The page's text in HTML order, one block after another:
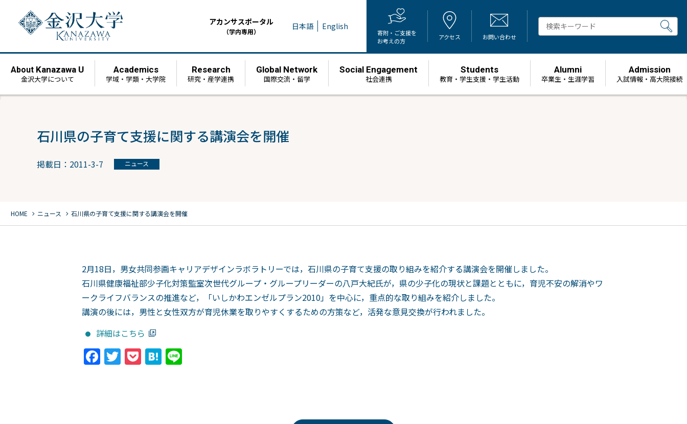
アカンサスポータル
（学内専用） 日本語 English
寄附・ご支援を
お考えの方
アクセス お問い合わせ
About Kanazawa U
金沢大学について
Academics
学域・学類・大学院
Research
研究・産学連携
Global Network
国際交流・留学
Social Engagement
社会連携
Students
教育・学生支援・学生活動
Alumni
卒業生・生涯学習
Admission
⼊試情報・高大院接続
石川県の子育て支援に関する講演会を開催
掲載日：2011-3-7 ニュース
HOME chevron_right ニュース chevron_right 石川県の子育て支援に関する講演会を開催
2月18日，男女共同参画キャリアデザインラボラトリーでは，石川県の子育て支援の取り組みを紹介する講演会を開催しました。
石川県健康福祉部少子化対策監室次世代グループ・グループリーダーの八戸大紀氏が，県の少子化の現状と課題とともに，育児不安の解消やワ
ークライフバランスの推進など，「いしかわエンゼルプラン2010」を中心に，重点的な取り組みを紹介しました。
講演の後には，男性と女性双方が育児休業を取りやすくするための方策など，活発な意見交換が行われました。
詳細はこちら
Facebook
Twitter
PocketHatena